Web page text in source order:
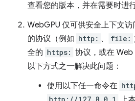
查看您的版本，并在需要时进行
WebGPU 仅可供安全上下文
的协议（例如 http: 、 file:
全的 https: 协议，或在
以下方式之一解决此问题：
使用以下任一命令在